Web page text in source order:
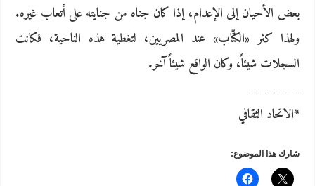
بعض الأحيان إلى الإعدام، إذا كان جناه من جنايته على أتعاب غيره.
ولهذا كثر «الكتّاب» عند المصريين، لتغطية هذه الناحية، فكانت
السجلات شيئاً، وكان الواقع شيئاً آخر.
________
*الاتحاد الثقافي
شارك هذا الموضوع: